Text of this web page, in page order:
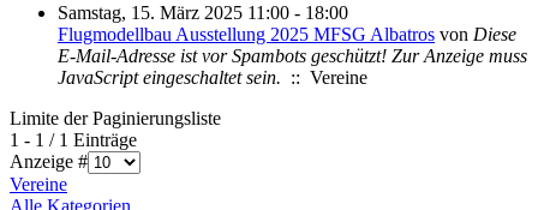
Samstag, 15. März 2025 11:00 - 18:00
Flugmodellbau Ausstellung 2025 MFSG Albatros von Diese
E-Mail-Adresse ist vor Spambots geschützt! Zur Anzeige muss
JavaScript eingeschaltet sein. :: Vereine
Limite der Paginierungsliste
1 - 1 / 1 Einträge
Anzeige #
Vereine
Alle Kategorien ...